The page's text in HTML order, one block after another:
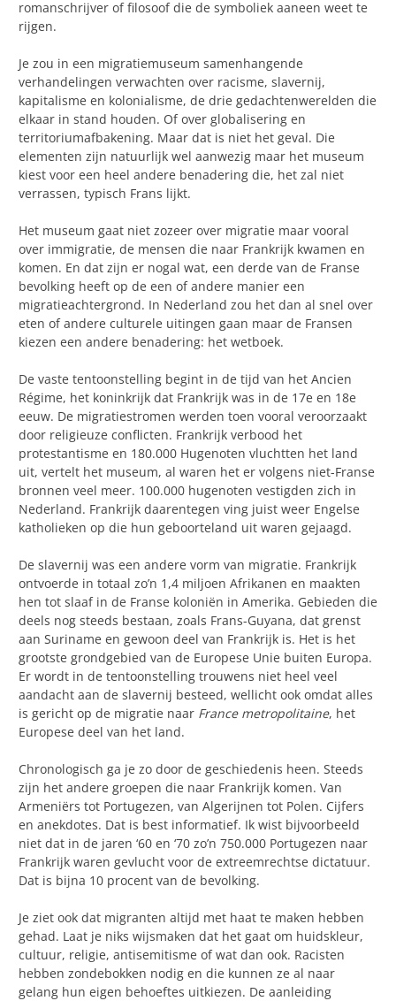
romanschrijver of filosoof die de symboliek aaneen weet te
rijgen.
Je zou in een migratiemuseum samenhangende
verhandelingen verwachten over racisme, slavernij,
kapitalisme en kolonialisme, de drie gedachtenwerelden die
elkaar in stand houden. Of over globalisering en
territoriumafbakening. Maar dat is niet het geval. Die
elementen zijn natuurlijk wel aanwezig maar het museum
kiest voor een heel andere benadering die, het zal niet
verrassen, typisch Frans lijkt.
Het museum gaat niet zozeer over migratie maar vooral
over immigratie, de mensen die naar Frankrijk kwamen en
komen. En dat zijn er nogal wat, een derde van de Franse
bevolking heeft op de een of andere manier een
migratieachtergrond. In Nederland zou het dan al snel over
eten of andere culturele uitingen gaan maar de Fransen
kiezen een andere benadering: het wetboek.
De vaste tentoonstelling begint in de tijd van het Ancien
Régime, het koninkrijk dat Frankrijk was in de 17e en 18e
eeuw. De migratiestromen werden toen vooral veroorzaakt
door religieuze conflicten. Frankrijk verbood het
protestantisme en 180.000 Hugenoten vluchtten het land
uit, vertelt het museum, al waren het er volgens niet-Franse
bronnen veel meer. 100.000 hugenoten vestigden zich in
Nederland. Frankrijk daarentegen ving juist weer Engelse
katholieken op die hun geboorteland uit waren gejaagd.
De slavernij was een andere vorm van migratie. Frankrijk
ontvoerde in totaal zo’n 1,4 miljoen Afrikanen en maakten
hen tot slaaf in de Franse koloniën in Amerika. Gebieden die
deels nog steeds bestaan, zoals Frans-Guyana, dat grenst
aan Suriname en gewoon deel van Frankrijk is. Het is het
grootste grondgebied van de Europese Unie buiten Europa.
Er wordt in de tentoonstelling trouwens niet heel veel
aandacht aan de slavernij besteed, wellicht ook omdat alles
is gericht op de migratie naar France metropolitaine, het
Europese deel van het land.
Chronologisch ga je zo door de geschiedenis heen. Steeds
zijn het andere groepen die naar Frankrijk komen. Van
Armeniërs tot Portugezen, van Algerijnen tot Polen. Cijfers
en anekdotes. Dat is best informatief. Ik wist bijvoorbeeld
niet dat in de jaren ‘60 en ‘70 zo’n 750.000 Portugezen naar
Frankrijk waren gevlucht voor de extreemrechtse dictatuur.
Dat is bijna 10 procent van de bevolking.
Je ziet ook dat migranten altijd met haat te maken hebben
gehad. Laat je niks wijsmaken dat het gaat om huidskleur,
cultuur, religie, antisemitisme of wat dan ook. Racisten
hebben zondebokken nodig en die kunnen ze al naar
gelang hun eigen behoeftes uitkiezen. De aanleiding